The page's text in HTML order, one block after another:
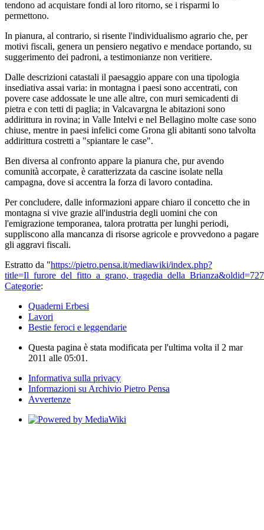
tendono ad acquistare fondi al loro ritorno, se i risparmi lo
permettono.
In pianura, al contrario, si risente l'individualismo agrario che, per
motivi fiscali, genera un pensiero negativo e mendace portando, su
suggerimento dei padroni, a testimonianze non veritiere.
Dalle descrizioni catastali il paesaggio appare con una tipologia
insediativa assai varia: in montagna i paesi sono accentrati, con
povere case addossate le une alle altre, con muri semicadenti di
pietra e con tetti di paglia; in Valcavargna le abitazioni sono
addirittura in rovina; in Valle Intelvi e nel Bellagino molte case sono
chiuse, mentre in paesi infelici come Grona gli abitanti sono talvolta
addirittura costretti a "spiantare le case".
Ben diversa al confronto appare la pianura che, pur avendo
comunità accorpate, è caratterizzata da cascine isolate nella
campagna, dove si accentra la forza di lavoro contadina.
Per concludere, dalle informazioni appare chiaro il concetto che in
montagna si vive grazie all'industria degli uomini che con
l'emigrazione temporanea, talora protratta per lunghi periodi,
suppliscono alla mancanza di risorse agricole e provvedono a pagare
gli aggravi fiscali.
Estratto da "https://pietro.pensa.it/mediawiki/index.php?
Categorie:
Quaderni Erbesi
Lavori
Bestie feroci e leggendarie
Questa pagina è stata modificata per l'ultima volta il 2 mar
2011 alle 05:01.
Informativa sulla privacy
Informazioni su Archivio Pietro Pensa
Avvertenze